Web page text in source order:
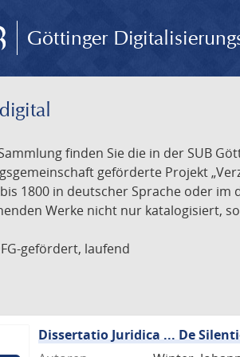
Göttinger
finden Sie die in der SUB
geförderte Projekt
1800 in deutscher Sprache oder
Werke nicht nur katalogisiert,
gefördert, laufend
Dissertatio Juridica ... De